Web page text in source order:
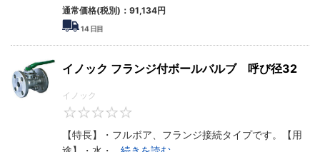
通常価格(税別)： 91,134円
14日目
イノック フランジ付ボールバルブ 呼び径32
イノック
【特長】・フルボア、フランジ接続タイプです。【用